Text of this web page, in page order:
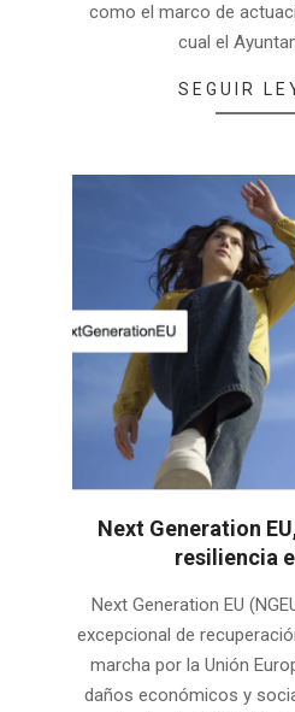
como el marco de
cual el
SEGUIR
Next Generation
resiliencia
04-
29
Next Generation EU
excepcional de
marcha por la Unión
daños económicos y